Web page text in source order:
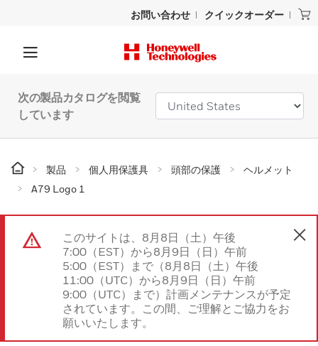
お問い合わせ クイックオーダー
次の製品カタログを閲覧
しています
製品 個人用保護具 頭部の保護
ヘルメット
A79 Logo 1
このサイトは、8月8日（土）午後
7:00（EST）から8月9日（日）午前
5:00（EST）まで（8月8日（土）午後
11:00（UTC）から8月9日（日）午前
9:00（UTC）まで）計画メンテナンスが予定
されています。この間、ご理解とご協力をお
願いいたします。